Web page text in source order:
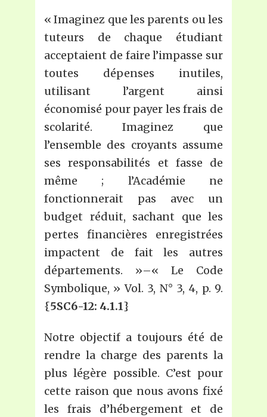
« Imaginez que les parents ou les
tuteurs de chaque étudiant
acceptaient de faire l’impasse sur
toutes dépenses inutiles,
utilisant l’argent ainsi
économisé pour payer les frais de
scolarité. Imaginez que
l’ensemble des croyants assume
ses responsabilités et fasse de
même ; l’Académie ne
fonctionnerait pas avec un
budget réduit, sachant que les
pertes financières enregistrées
impactent de fait les autres
départements. »–« Le Code
Symbolique, » Vol. 3, N° 3, 4, p. 9.
{5SC6-12: 4.1.1}
Notre objectif a toujours été de
rendre la charge des parents la
plus légère possible. C’est pour
cette raison que nous avons fixé
les frais d’hébergement et de